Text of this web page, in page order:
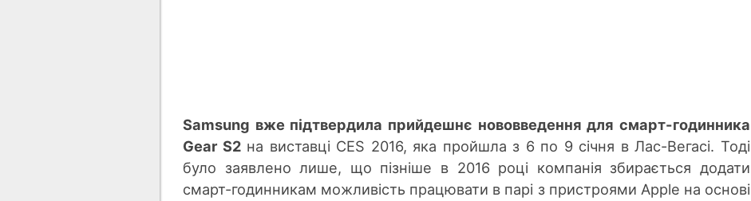
Samsung вже підтвердила прийдешнє нововведення для смарт-годинника
Gear S2на виставці CES 2016, яка пройшла з 6 по 9 січня в Лас-Вегасі. Тоді
було заявлено лише, що пізніше в 2016 році компанія збирається додати
смарт-годинникам можливість працювати в парі з пристроями Apple на основі